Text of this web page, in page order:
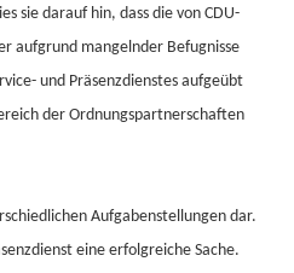
sie darauf hin, dass die von CDU-
aufgrund mangelnder Befugnisse
und Präsenzdienstes aufgeübt
der Ordnungspartnerschaften
Aufgabenstellungen dar.
eine erfolgreiche Sache.